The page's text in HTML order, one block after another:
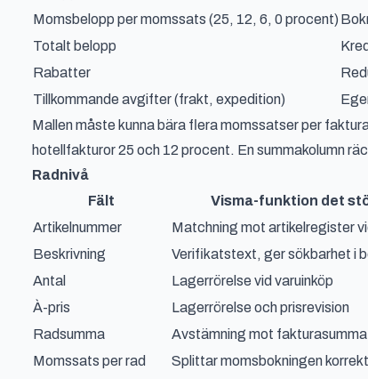
Momsbelopp per momssats (25, 12, 6, 0 procent)
Totalt belopp
Rabatter
Tillkommande avgifter (frakt, expedition)
Mallen måste kunna bära flera momssatser per
hotellfakturor 25 och 12 procent. En summakolumn
Radnivå
Fält
Visma-funktion det
Artikelnummer
Matchning mot artikelregister
Beskrivning
Verifikatstext, ger sökbarhet i
Antal
Lagerrörelse vid varuinköp
À-pris
Lagerrörelse och prisrevision
Radsumma
Avstämning mot fakturasumma
Momssats per rad
Splittar momsbokningen korrekt